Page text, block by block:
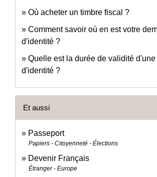
Où acheter un timbre fiscal ?
Comment savoir où en est votre
d'identité ?
Quelle est la durée de validité d'une
d'identité ?
Et aussi
Passeport
Papiers - Citoyenneté - Élections
Devenir Français
Étranger - Europe